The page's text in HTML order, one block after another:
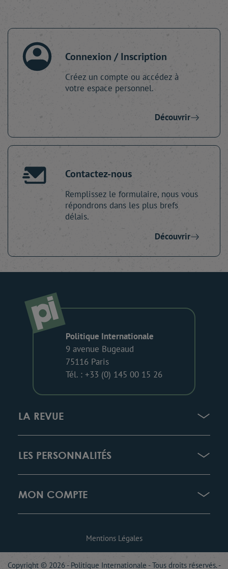
Connexion / Inscription
Créez un compte ou accédez à
votre espace personnel.
Découvrir
Contactez-nous
Remplissez le formulaire, nous vous
répondrons dans les plus brefs
délais.
Découvrir
Politique Internationale
9 avenue Bugeaud
75116 Paris
Tél. : +33 (0) 145 00 15 26
LA REVUE
LES PERSONNALITÉS
MON COMPTE
Mentions Légales
Copyright © 2026 - Politique Internationale - Tous droits réservés. -